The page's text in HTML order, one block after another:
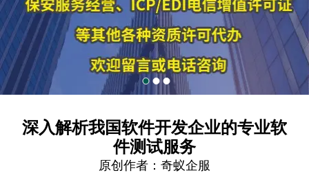
深入解析我国软件开发企业的专业软
件测试服务
原创作者： 奇蚁企服